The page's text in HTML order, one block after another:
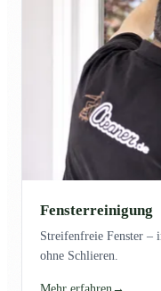
Fensterreinigung
Streifenfreie Fenster –
ohne Schlieren.